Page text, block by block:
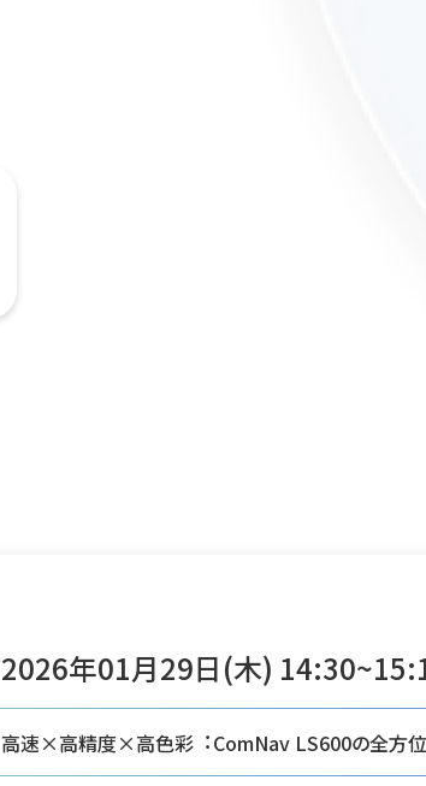
2026年01月29日(木)
⾼速×⾼精度×⾼⾊彩︓ComNav LS600の全⽅